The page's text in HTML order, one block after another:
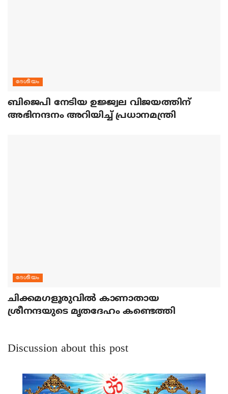
ദേശീയം
ബിജെപി നേടിയ ഉജ്ജ്വല വിജയത്തിന്
അഭിനന്ദനം അറിയിച്ച് പ്രധാനമന്ത്രി
ദേശീയം
ചിക്കമഗളൂരുവില്‍ കാണാതായ
ശ്രീനന്ദയുടെ മൃതദേഹം കണ്ടെത്തി
Discussion about this post